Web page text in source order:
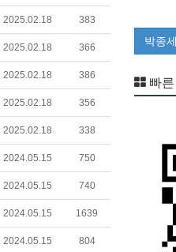
2025.02.18 383
2025.02.18 366
2025.02.18 386
2025.02.18 356
2025.02.18 338
2024.05.15 750
2024.05.15 740
2024.05.15 1639
2024.05.15 804
박종
빠